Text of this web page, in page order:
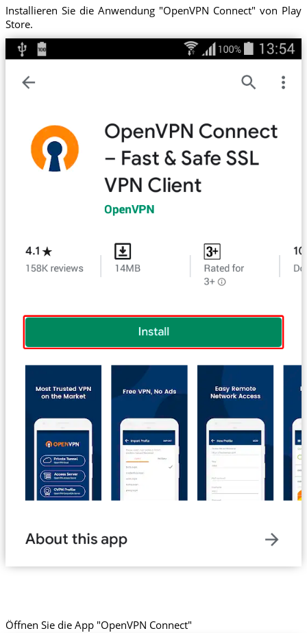
Installieren Sie die Anwendung "OpenVPN Connect" von Play
Store.
Öffnen Sie die App "OpenVPN Connect"